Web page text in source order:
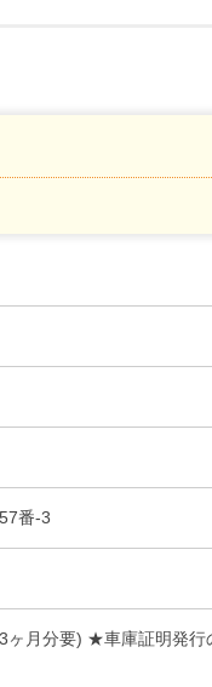
番-3
月分要) ★車庫証明発行